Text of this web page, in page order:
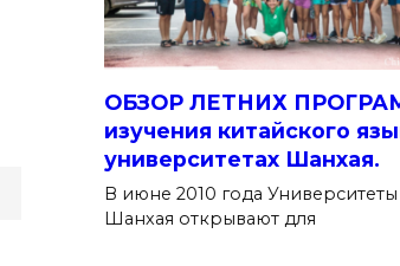
ОБЗОР ЛЕТНИХ
изучения китайского
университетах Шанхая.
В июне 2010 года Университеты
Шанхая открывают для